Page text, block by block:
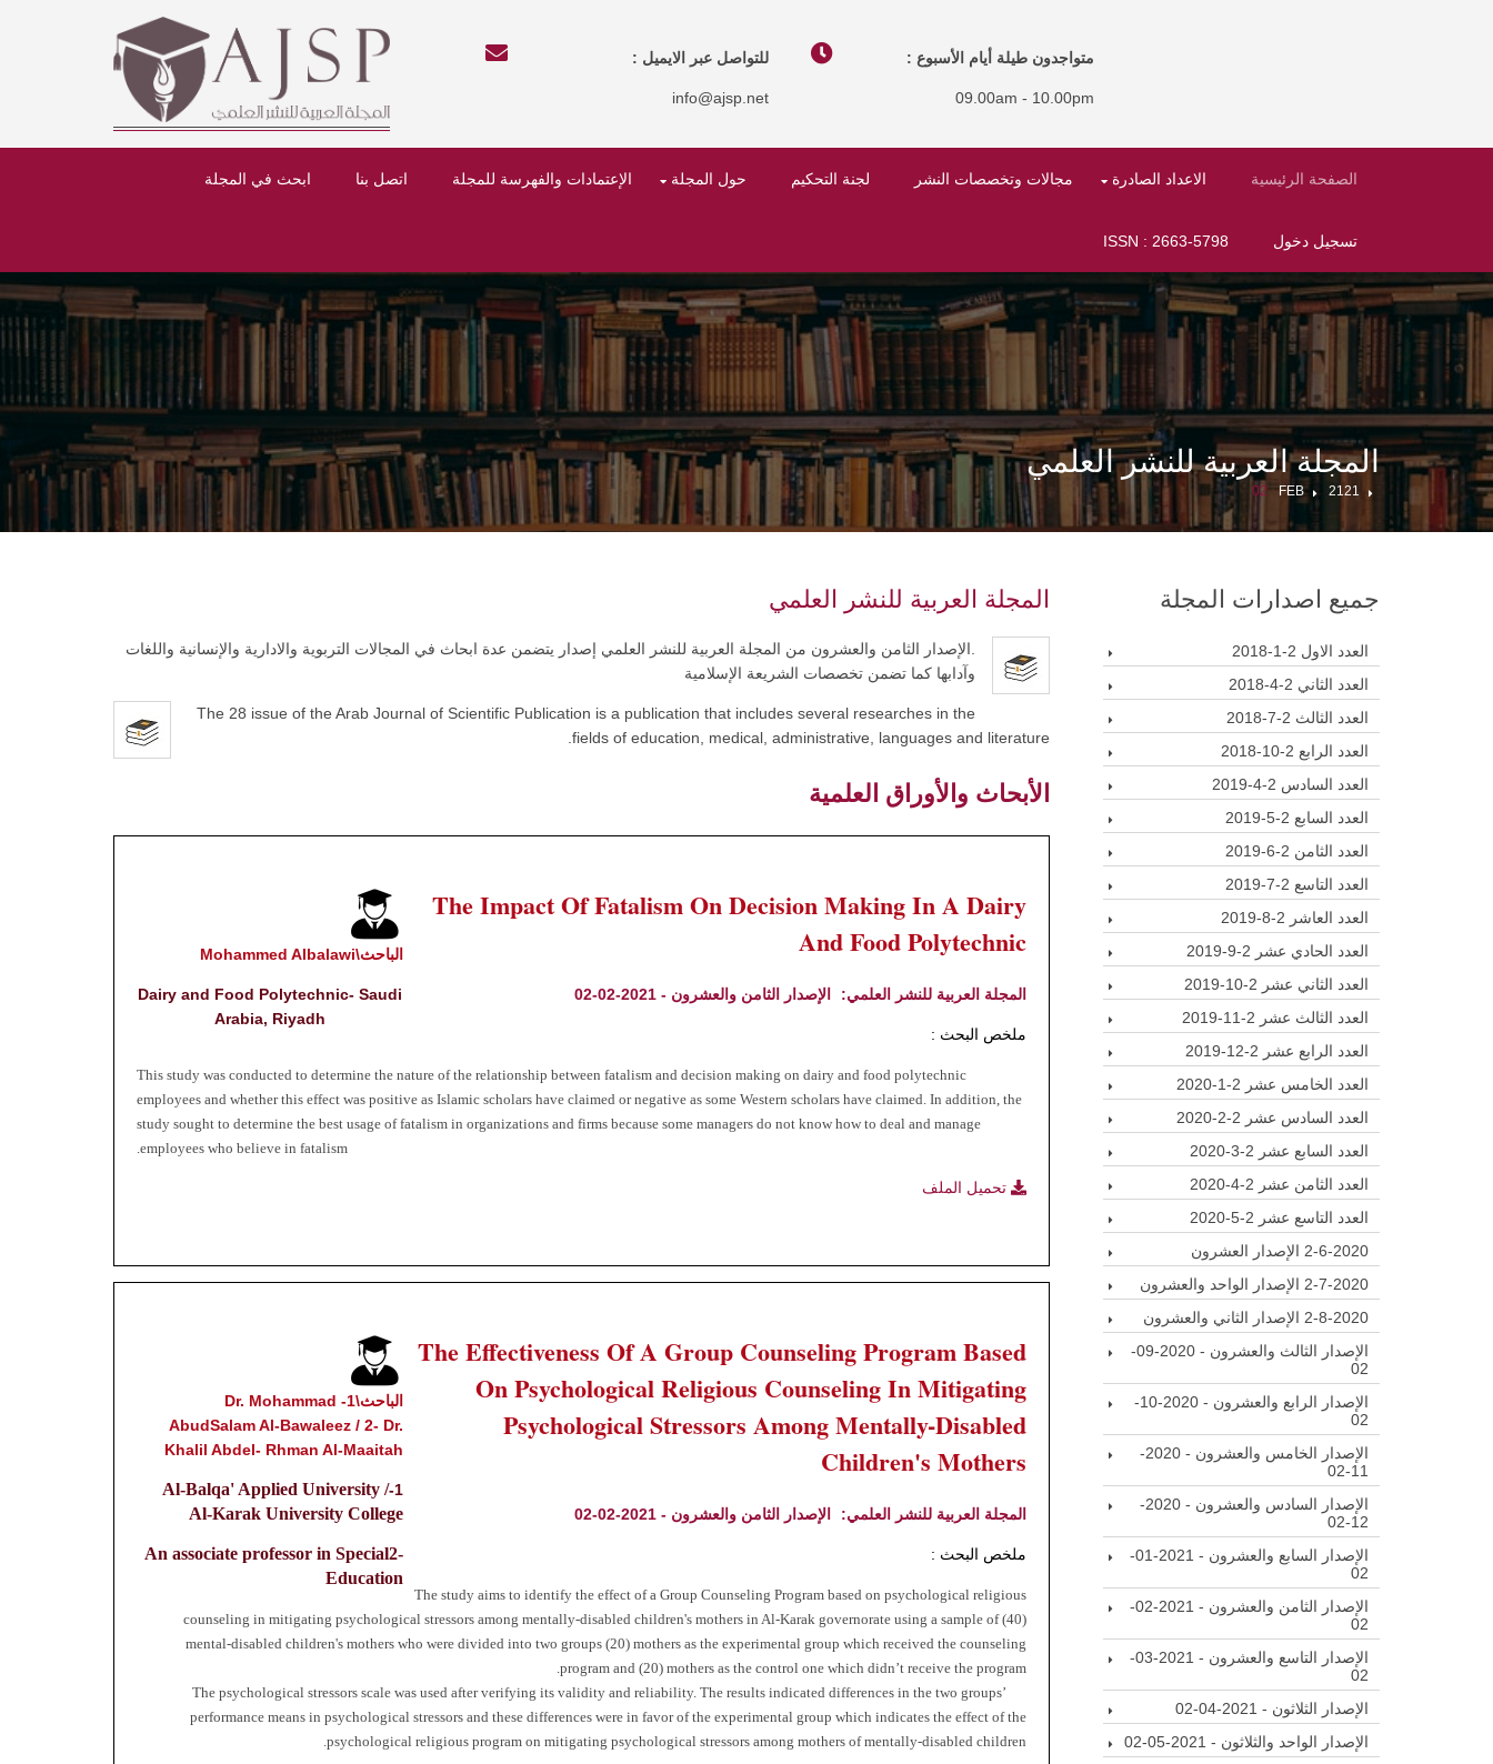
للتواصل عبر الايميل :
info@ajsp.net
متواجدون طيلة أيام الأسبوع :
09.00am - 10.00pm
الصفحة الرئيسية الاعداد الصادرة مجالات وتخصصات النشر لجنة التحكيم حول المجلة الإعتمادات والفهرسة للمجلة اتصل بنا ابحث في المجلة
تسجيل دخول ISSN : 2663-5798
المجلة العربية للنشر العلمي
2121
FEB
02
المجلة العربية للنشر العلمي
.الإصدار الثامن والعشرون من المجلة العربية للنشر العلمي إصدار يتضمن عدة ابحاث في المجالات التربوية والادارية والإنسانية واللغات
وآدابها كما تضمن تخصصات الشريعة الإسلامية
The 28 issue of the Arab Journal of Scientific Publication is a publication that includes several researches in the
fields of education, medical, administrative, languages and literature.
الأبحاث والأوراق العلمية
الباحث\Mohammed Albalawi
Dairy and Food Polytechnic- Saudi
Arabia, Riyadh
The Impact Of Fatalism On Decision Making In A Dairy
And Food Polytechnic
المجلة العربية للنشر العلمي: الإصدار الثامن والعشرون - 2021-02-02
ملخص البحث :
This study was conducted to determine the nature of the relationship between fatalism and decision making on dairy and food polytechnic
employees and whether this effect was positive as Islamic scholars have claimed or negative as some Western scholars have claimed. In addition, the
study sought to determine the best usage of fatalism in organizations and firms because some managers do not know how to deal and manage
employees who believe in fatalism.
تحميل الملف
الباحث\1- Dr. Mohammad
AbudSalam Al-Bawaleez / 2- Dr.
Khalil Abdel- Rhman Al-Maaitah
1-
Al-Balqa' Applied University /
Al-Karak University College
2-
An associate professor in Special
Education
The Effectiveness Of A Group Counseling Program Based
On Psychological Religious Counseling In Mitigating
Psychological Stressors Among Mentally-Disabled
Children's Mothers
المجلة العربية للنشر العلمي: الإصدار الثامن والعشرون - 2021-02-02
ملخص البحث :
The study aims to identify the effect of a Group Counseling Program based on psychological religious
counseling in mitigating psychological stressors among mentally-disabled children's mothers in Al-Karak governorate using a sample of (40)
mental-disabled children's mothers who were divided into two groups (20) mothers as the experimental group which received the counseling
program and (20) mothers as the control one which didn’t receive the program.
The psychological stressors scale was used after verifying its validity and reliability. The results indicated differences in the two groups’
performance means in psychological stressors and these differences were in favor of the experimental group which indicates the effect of the
psychological religious program on mitigating psychological stressors among mothers of mentally-disabled children.
جميع اصدارات المجلة
العدد الاول 2-1-2018
العدد الثاني 2-4-2018
العدد الثالث 2-7-2018
العدد الرابع 2-10-2018
العدد السادس 2-4-2019
العدد السابع 2-5-2019
العدد الثامن 2-6-2019
العدد التاسع 2-7-2019
العدد العاشر 2-8-2019
العدد الحادي عشر 2-9-2019
العدد الثاني عشر 2-10-2019
العدد الثالث عشر 2-11-2019
العدد الرابع عشر 2-12-2019
العدد الخامس عشر 2-1-2020
العدد السادس عشر 2-2-2020
العدد السابع عشر 2-3-2020
العدد الثامن عشر 2-4-2020
العدد التاسع عشر 2-5-2020
2-6-2020 الإصدار العشرون
2-7-2020 الإصدار الواحد والعشرون
2-8-2020 الإصدار الثاني والعشرون
الإصدار الثالث والعشرون - 2020-09-
02
الإصدار الرابع والعشرون - 2020-10-
02
الإصدار الخامس والعشرون - 2020-
11-02
الإصدار السادس والعشرون - 2020-
12-02
الإصدار السابع والعشرون - 2021-01-
02
الإصدار الثامن والعشرون - 2021-02-
02
الإصدار التاسع والعشرون - 2021-03-
02
الإصدار الثلاثون - 2021-04-02
الإصدار الواحد والثلاثون - 2021-05-02